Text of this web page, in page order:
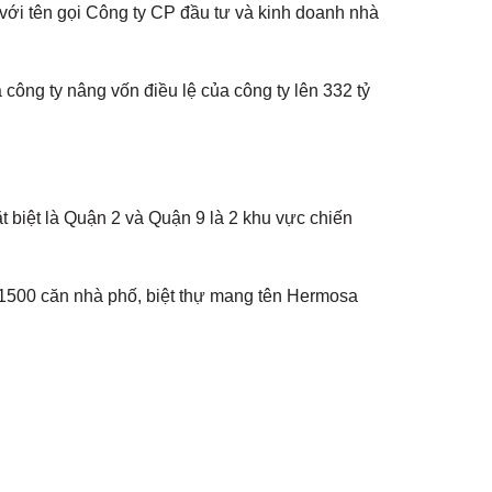
tên gọi Công ty CP đầu tư và kinh doanh nhà
ty nâng vốn điều lệ của công ty lên 332 tỷ
là Quận 2 và Quận 9 là 2 khu vực chiến
căn nhà phố, biệt thự mang tên Hermosa